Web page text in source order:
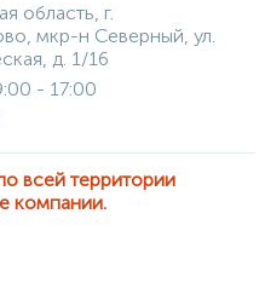
область, г.
мкр-н Северный, ул.
д. 1/16
- 17:00
всей территории
компании.